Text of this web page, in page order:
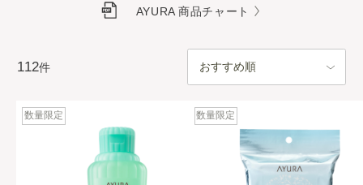
AYURA 商品チャート
112件
数量限定 数量限定